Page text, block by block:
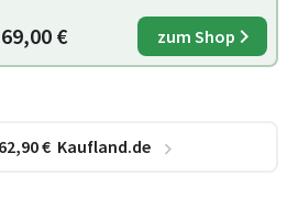
€ zum Shop
,90€ Kaufland.de